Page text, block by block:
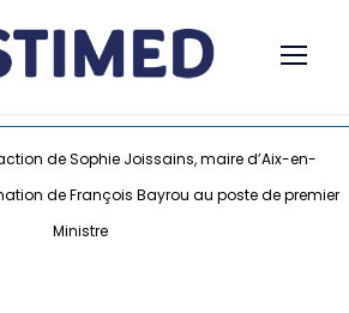
de Sophie Joissains, maire d’Aix-en-
de François Bayrou au poste de premier
Ministre